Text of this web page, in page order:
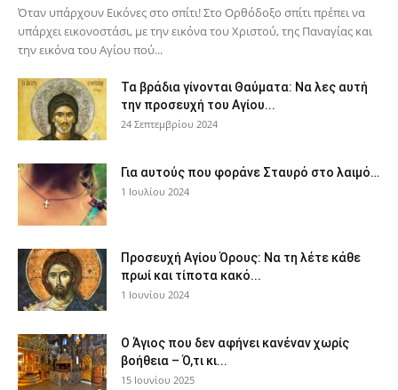
Όταν υπάρχουν Εικόνες στο σπίτι! Στο Ορθόδοξο σπίτι πρέπει να
υπάρχει εικονοστάσι, με την εικόνα του Χριστού, της Παν­αγίας και
την εικόνα του Αγίου πού...
Τα βράδια γίνονται Θαύματα: Να λες αυτή
την προσευχή του Αγίου...
24 Σεπτεμβρίου 2024
Για αυτούς που φοράνε Σταυρό στο λαιμό…
1 Ιουλίου 2024
Προσευχή Αγίου Όρους: Να τη λέτε κάθε
πρωί και τίποτα κακό...
1 Ιουνίου 2024
Ο Άγιος που δεν αφήνει κανέναν χωρίς
βοήθεια – Ό,τι κι...
15 Ιουνίου 2025